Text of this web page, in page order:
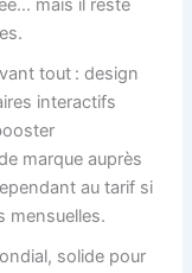
mais il reste
tout : design
interactifs
marque auprès
au tarif si
mensuelles.
solide pour